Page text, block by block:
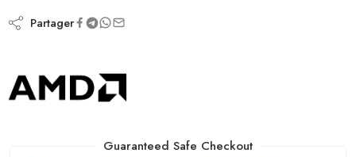
Partager
Guaranteed Safe Checkout